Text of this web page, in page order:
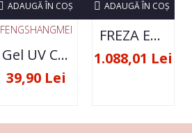
FENGSHANGMEI
Gel UV Constructie FSM 50ML - 07
39,90 Lei
ADAUGĂ ÎN COŞ
FREZA ELECTRICA STRONG 210 35000 RPM- ORIGINALA
1.088,01 Lei
ADAUGĂ ÎN COŞ